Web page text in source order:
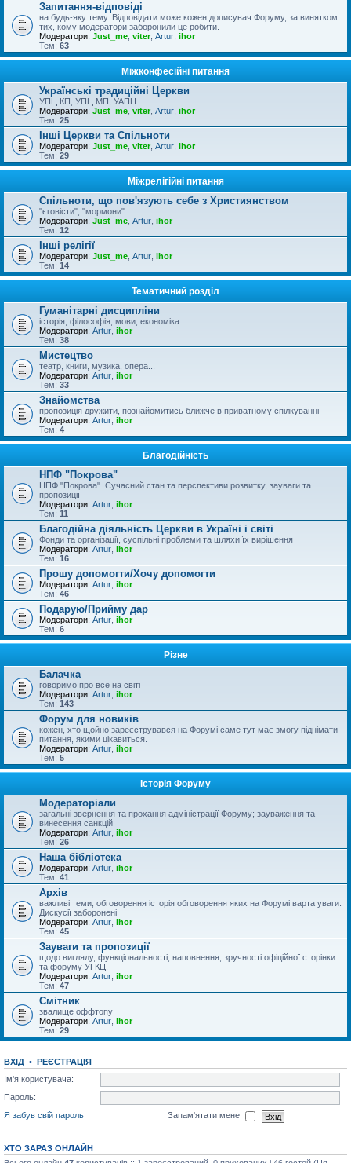
Запитання-відповіді
на будь-яку тему. Відповідати може кожен дописувач Форуму, за винятком
тих, кому модератори заборонили це робити.
Модератори: Just_me viter, Artur ihor
Тем: 63
Міжконфесійні питання
Українські традиційні Церкви
УПЦ КП, УПЦ МП, УАПЦ
Модератори: Just_me viter, Artur ihor
Тем: 25
Інші Церкви та Спільноти
Модератори: Just_me viter, Artur ihor
Тем: 29
Міжрелігійні питання
Спільноти, що пов'язують себе з Християнством
"єговісти", "мормони"...
Модератори: Just_me Artur ihor
Тем: 12
Інші релігії
Модератори: Just_me Artur ihor
Тем: 14
Тематичний розділ
Гуманітарні дисципліни
історія, філософія, мови, економіка...
Модератори: Artur ihor
Тем: 38
Мистецтво
театр, книги, музика, опера...
Модератори: Artur ihor
Тем: 33
Знайомства
пропозиція дружити, познайомитись ближче в приватному спілкуванні
Модератори: Artur ihor
Тем: 4
Благодійність
НПФ "Покрова"
НПФ "Покрова". Сучасний стан та перспективи розвитку, зауваги та
пропозиції
Модератори: Artur ihor
Тем: 11
Благодійна діяльність Церкви в Україні і світі
Фонди та організації, суспільні проблеми та шляхи їх вирішення
Модератори: Artur ihor
Тем: 16
Прошу допомогти/Хочу допомогти
Модератори: Artur ihor
Тем: 46
Подарую/Прийму дар
Модератори: Artur ihor
Тем: 6
Різне
Балачка
говоримо про все на світі
Модератори: Artur ihor
Тем: 143
Форум для новиків
кожен, хто щойно зареєструвався на Форумі саме тут має змогу піднімати
питання, якими цікавиться.
Модератори: Artur ihor
Тем: 5
Історія Форуму
Модераторіали
загальні звернення та прохання адміністрації Форуму; зауваження та
винесення санкцій
Модератори: Artur ihor
Тем: 26
Наша бібліотека
Модератори: Artur ihor
Тем: 41
Архів
важливі теми, обговорення історія обговорення яких на Форумі варта уваги.
Дискусії заборонені
Модератори: Artur ihor
Тем: 45
Зауваги та пропозиції
щодо вигляду, функціональності, наповнення, зручності офіційної сторінки
та форуму УГКЦ.
Модератори: Artur ihor
Тем: 47
Смітник
звалище оффтопу
Модератори: Artur ihor
Тем: 29
ВХІД • РЕЄСТРАЦІЯ
Ім'я користувача:
Пароль:
Я забув свій пароль
Запам'ятати мене
ХТО ЗАРАЗ ОНЛАЙН